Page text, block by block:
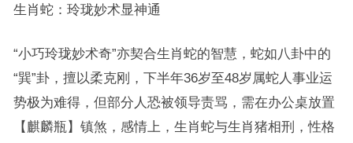
生肖蛇：玲珑妙术显神通
“小巧玲珑妙术奇”亦契合生肖蛇的智慧，蛇如八卦中的
“巽”卦，擅以柔克刚，下半年36岁至48岁属蛇人事业运
势极为难得，但部分人恐被领导责骂，需在办公桌放置
【麒麟瓶】镇煞，感情上，生肖蛇与生肖猪相刑，性格